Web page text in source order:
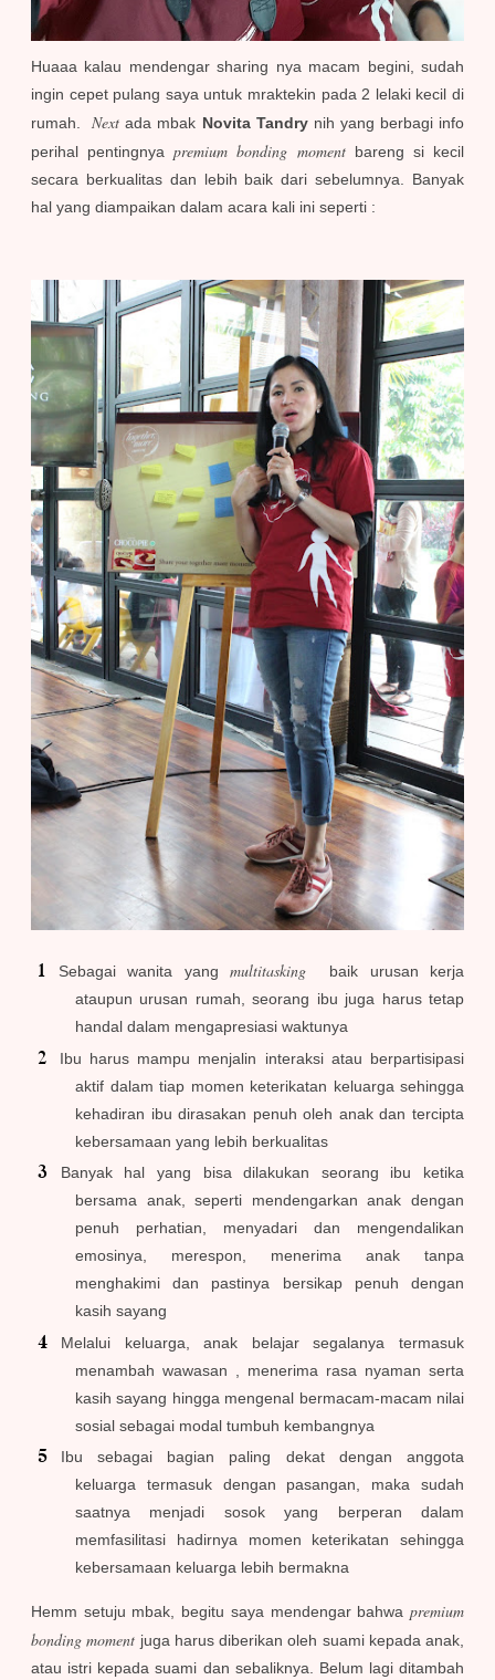
Huaaa kalau mendengar sharing nya macam begini, sudah
ingin cepet pulang saya untuk mraktekin pada 2 lelaki kecil di
rumah.Next ada mbak Novita Tandrynih yang berbagi info
perihal pentingnyapremium bonding moment bareng si kecil
secara berkualitas dan lebih baik dari sebelumnya. Banyak
hal yang diampaikan dalam acara kali ini seperti :
Sebagai wanita yangmultitasking
baik urusan kerja
ataupun urusan rumah, seorang ibu juga harus tetap
handal dalam mengapresiasi waktunya
Ibu harus mampu menjalin interaksi atau berpartisipasi
aktif dalam tiap momen keterikatan keluarga sehingga
kehadiran ibu dirasakan penuh oleh anak dan tercipta
kebersamaan yang lebih berkualitas
Banyak hal yang bisa dilakukan seorang ibu ketika
bersama anak, seperti mendengarkan anak dengan
penuh perhatian, menyadari dan mengendalikan
emosinya, merespon, menerima anak tanpa
menghakimi dan pastinya bersikap penuh dengan
kasih sayang
Melalui keluarga, anak belajar segalanya termasuk
menambah wawasan , menerima rasa nyaman serta
kasih sayang hingga mengenal bermacam-macam nilai
sosial sebagai modal tumbuh kembangnya
Ibu sebagai bagian paling dekat dengan anggota
keluarga termasuk dengan pasangan, maka sudah
saatnya menjadi sosok yang berperan dalam
memfasilitasi hadirnya momen keterikatan sehingga
kebersamaan keluarga lebih bermakna
Hemm setuju mbak, begitu saya mendengar bahwa premium
bonding moment juga harus diberikan oleh suami kepada anak,
atau istri kepada suami dan sebaliknya. Belum lagi ditambah